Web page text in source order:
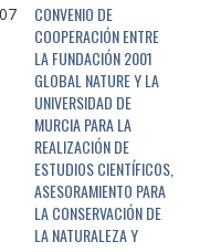
CONVENIO DE
COOPERACIÓN ENTRE
LA FUNDACIÓN 2001
GLOBAL NATURE Y LA
UNIVERSIDAD DE
MURCIA PARA LA
REALIZACIÓN DE
ESTUDIOS CIENTÍFICOS,
ASESORAMIENTO PARA
LA CONSERVACIÓN DE
LA NATURALEZA Y